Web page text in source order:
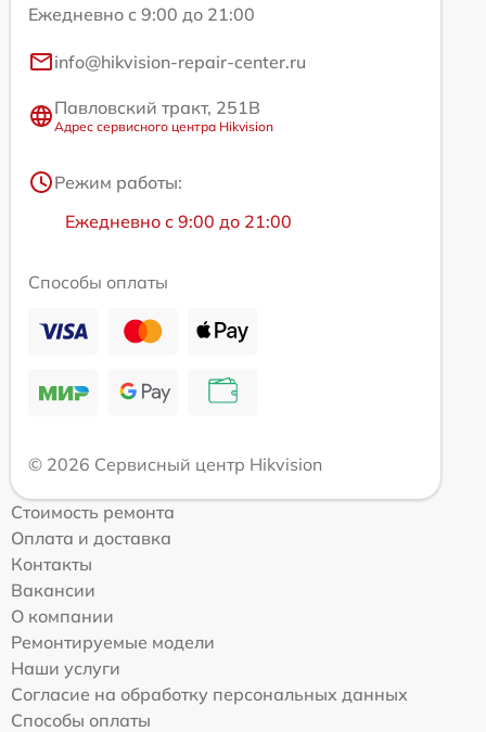
Ежедневно с 9:00 до 21:00
info@hikvision-repair-center.ru
Павловский тракт, 251В
Адрес сервисного центра Hikvision
Режим работы:
Ежедневно с 9:00 до 21:00
Способы оплаты
© 2026 Сервисный центр Hikvision
Стоимость ремонта
Оплата и доставка
Контакты
Вакансии
О компании
Ремонтируемые модели
Наши услуги
Согласие на обработку персональных данных
Способы оплаты